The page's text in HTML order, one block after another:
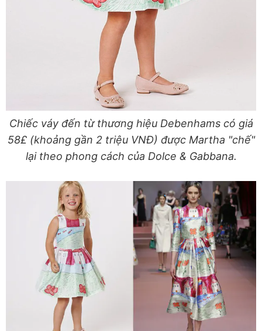
Chiếc váy đến từ thương hiệu Debenhams có giá
58£ (khoảng gần 2 triệu VNĐ) được Martha "chế"
lại theo phong cách của Dolce & Gabbana.